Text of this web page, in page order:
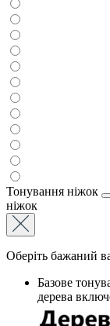
Тонування ніжок
ніжок
Оберіть бажаний
Базове
дерева